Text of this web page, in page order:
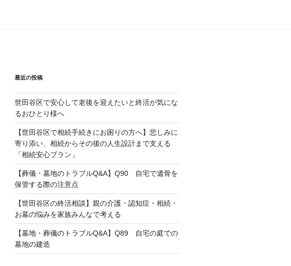
最近の投稿
世田谷区で安心して老後を迎えたいと終活が気にな
るおひとり様へ
【世田谷区で相続手続きにお困りの方へ】悲しみに
寄り添い、相続からその後の人生設計まで支える
「相続安心プラン」
【葬儀・墓地のトラブルQ&A】Q90 自宅で遺骨を
保管する際の注意点
【世田谷区の終活相談】親の介護・認知症・相続・
お墓の悩みを家族みんなで考える
【墓地・葬儀のトラブルQ&A】Q89 自宅の庭での
墓地の建造